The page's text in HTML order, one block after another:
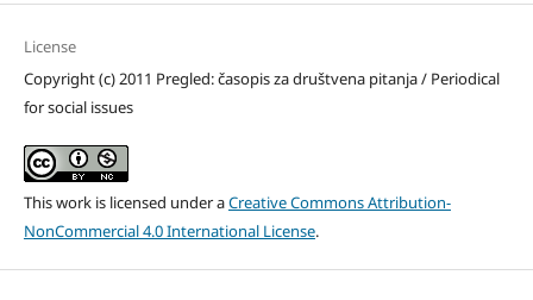
License
Copyright (c) 2011 Pregled: časopis za društvena pitanja / Periodical
for social issues
This work is licensed under aCreative Commons Attribution-
NonCommercial 4.0 International License.